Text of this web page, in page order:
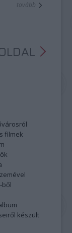
tovább
filmek
ből
készült